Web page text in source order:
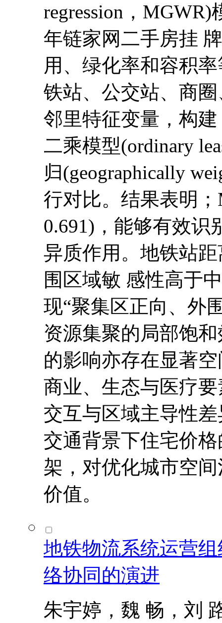
regression，
年链家网二手房挂
用、绿化率和容积
铁站、公交站、商
邻里特征变量，构
二乘模型(ordinary
归(geographically
行对比。结果表明
0.691)，能够有效识
异质作用。地铁站
围区域敏 感性高于
现“聚集区正向、外
资源集聚的局部饱
的影响亦存在显著
商业、生态与医疗
交互与区域主导性
交通背景下住宅价
架，对优化城市空
价值。
地铁物流系统运营
络协同的演进
朱宇婷，魏 畅，刘